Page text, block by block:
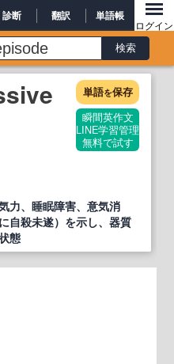
診断 翻訳 単語帳
ログイン
単語を保存
瞬間英作文
LINE学習管理
無料で試す
力、睡眠障害、意気消
自殺未遂）を示し、器質
態